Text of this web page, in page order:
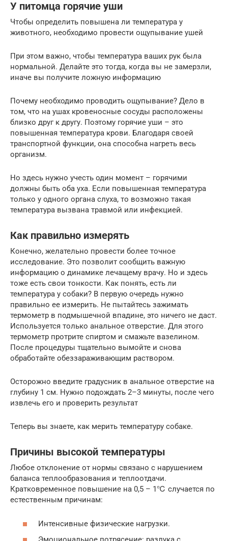
У питомца горячие уши
Чтобы определить повышена ли температура у
животного, необходимо провести ощупывание ушей
При этом важно, чтобы температура ваших рук была
нормальной. Делайте это тогда, когда вы не замерзли,
иначе вы получите ложную информацию
Почему необходимо проводить ощупывание? Дело в
том, что на ушах кровеносные сосуды расположены
близко друг к другу. Поэтому горячие уши – это
повышенная температура крови. Благодаря своей
транспортной функции, она способна нагреть весь
организм.
Но здесь нужно учесть один момент – горячими
должны быть оба уха. Если повышенная температура
только у одного органа слуха, то возможно такая
температура вызвана травмой или инфекцией.
Как правильно измерять
Конечно, желательно провести более точное
исследование. Это позволит сообщить важную
информацию о динамике лечащему врачу. Но и здесь
тоже есть свои тонкости. Как понять, есть ли
температура у собаки? В первую очередь нужно
правильно ее измерить. Не пытайтесь зажимать
термометр в подмышечной впадине, это ничего не даст.
Используется только анальное отверстие. Для этого
термометр протрите спиртом и смажьте вазелином.
После процедуры тщательно вымойте и снова
обработайте обеззараживающим раствором.
Осторожно введите градусник в анальное отверстие на
глубину 1 см. Нужно подождать 2–3 минуты, после чего
извлечь его и проверить результат
Теперь вы знаете, как мерить температуру собаке.
Причины высокой температуры
Любое отклонение от нормы связано с нарушением
баланса теплообразования и теплоотдачи.
Кратковременное повышение на 0,5 – 1℃ случается по
естественным причинам:
Интенсивные физические нагрузки.